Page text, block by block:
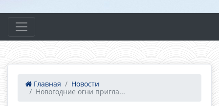
Главная
Новости
Новогодние огни пригла...